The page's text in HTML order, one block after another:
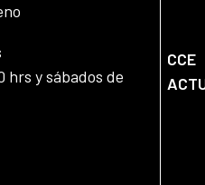
hrs y sábados de
CCE